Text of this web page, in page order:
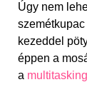
Úgy nem
kezeddel
éppen a
a